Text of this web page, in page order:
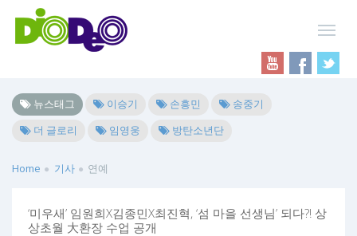
뉴스태그 이승기 손흥민
송중기
더 글로리
임영웅 방탄소년단
Home 기사 연예
‘미우새’ 임원희X김종민X최진혁, ‘섬 마을 선생님’ 되다?! 상
상초월 大환장 수업 공개